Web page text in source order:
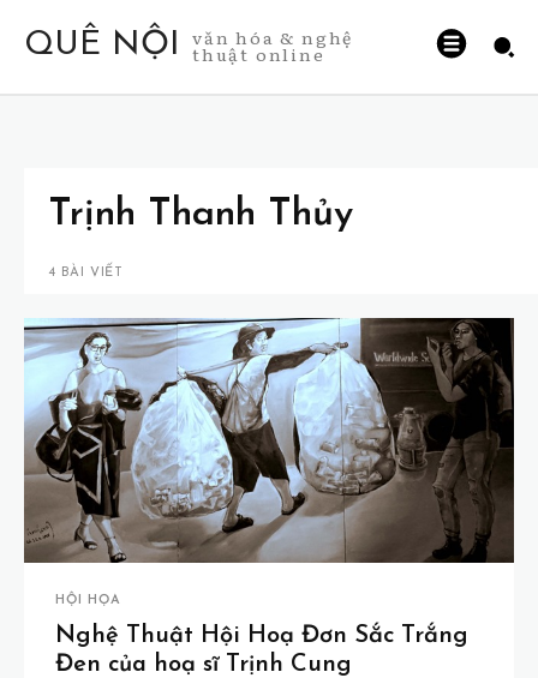
QUÊ NỘI văn hóa & nghệ
thuật online
Trịnh Thanh Thủy
4 BÀI VIẾT
HỘI HỌA
Nghệ Thuật Hội Hoạ Đơn Sắc Trắng
Đen của hoạ sĩ Trịnh Cung